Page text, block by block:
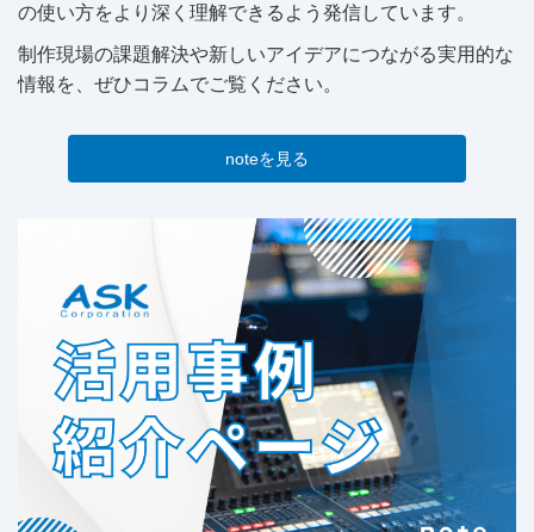
の使い方をより深く理解できるよう発信しています。
制作現場の課題解決や新しいアイデアにつながる実用的な
情報を、ぜひコラムでご覧ください。
noteを見る